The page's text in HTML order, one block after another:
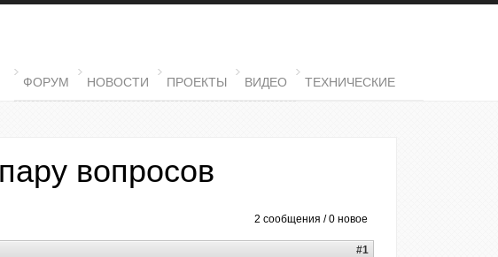
MAIN MENU
ФОРУМ НОВОСТИ ПРОЕКТЫ ВИДЕО ТЕХНИЧЕСКИЕ
вопросов
2 сообщения / 0 новое
#1